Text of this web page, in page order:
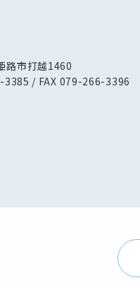
路市打越1460
/ FAX 079-266-3396